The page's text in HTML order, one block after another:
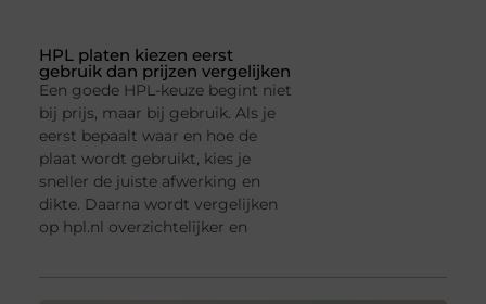
HPL platen kiezen eerst
gebruik dan prijzen vergelijken
Een goede HPL-keuze begint niet
bij prijs, maar bij gebruik. Als je
eerst bepaalt waar en hoe de
plaat wordt gebruikt, kies je
sneller de juiste afwerking en
dikte. Daarna wordt vergelijken
op hpl.nl overzichtelijker en